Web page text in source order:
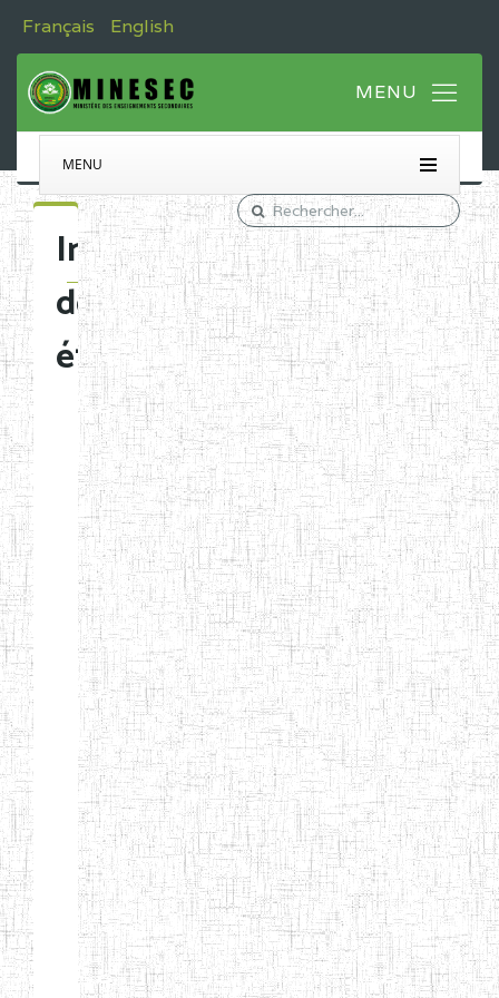
Français English
MENU
Immatriculation
des
établissements
Etablissements
d'enseignement
normal
ENI
Chercher:
Effacer les filtres
Denomination
Type